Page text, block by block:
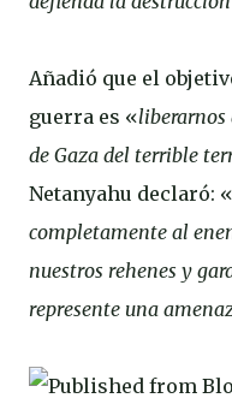
Añadió que el
guerra es «liberarnos
de Gaza del terrible
Netanyahu declaró: «
completamente al
nuestros rehenes y
represente una